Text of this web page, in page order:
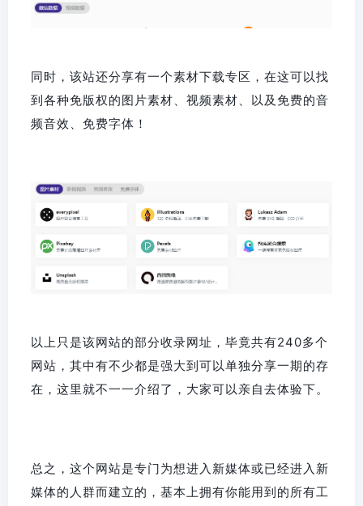
同时，该站还分享有一个素材下载专区，在这可以找
到各种免版权的图片素材、视频素材、以及免费的音
频音效、免费字体！
以上只是该网站的部分收录网址，毕竟共有240多个
网站，其中有不少都是强大到可以单独分享一期的存
在，这里就不一一介绍了，大家可以亲自去体验下。
总之，这个网站是专门为想进入新媒体或已经进入新
媒体的人群而建立的，基本上拥有你能用到的所有工